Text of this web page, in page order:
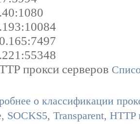
прокси серверов
о классификации
SOCKS5, Transparent, HTTP